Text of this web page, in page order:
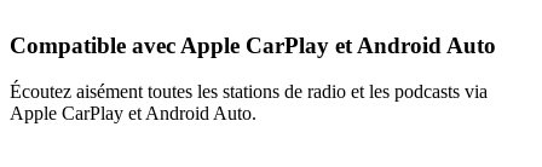
Compatible avec Apple CarPlay et Android Auto
Écoutez aisément toutes les stations de radio et les podcasts via
Apple CarPlay et Android Auto.